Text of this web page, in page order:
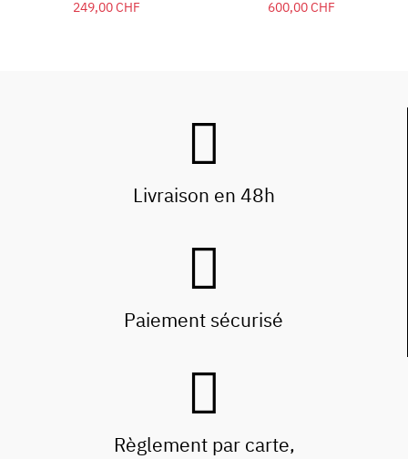
249,00 CHF
600,00 CHF
Livraison en 48h
Paiement sécurisé
Règlement par carte,